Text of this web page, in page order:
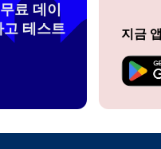
by checking if your device
a QR code or
료 데이
고 테스트
지금
로그인 또는 회원